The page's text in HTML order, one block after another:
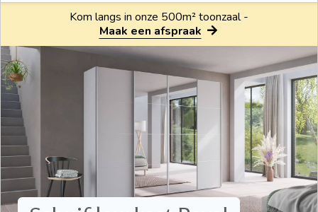
Kom langs in onze 500m² toonzaal -
Maak een afspraak